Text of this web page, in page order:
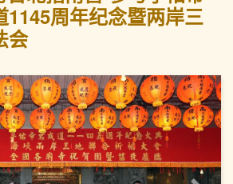
1145周年纪念暨两岸三
会